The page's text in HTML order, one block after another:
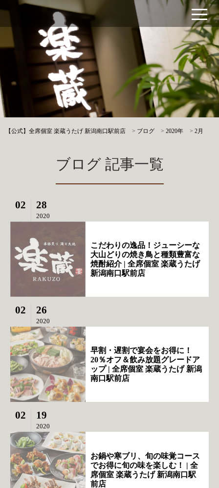
【公式】全席個室 楽蔵うたげ 新潟南口駅前店 > ブログ >2020年 >2月
ブログ 記事一覧
02 28
2020
こだわりの逸品！ジューシーな
大山どりの焼き鳥と種類豊富な
焼酎紹介 | 全席個室 楽蔵うたげ
新潟南口駅前店
02 26
2020
早割・遅割で宴会をお得に！
20％オフ＆飲み放題グレードア
ップ | 全席個室 楽蔵うたげ 新潟
南口駅前店
02 19
2020
お鍋や寒ブリ、旬の味覚コース
でお得に旬の味を楽しむ！ | 全
席個室 楽蔵うたげ 新潟南口駅
前店